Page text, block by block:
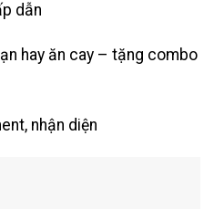
dẫn
hay ăn cay – tặng combo
nhận diện